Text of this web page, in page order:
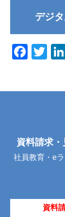
デジ
F
o
k
T
資料請求・
社員教育・e
資料